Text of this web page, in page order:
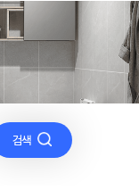
검색